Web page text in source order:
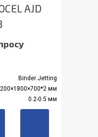
AJD
Binder Jetting
мм
0.2-0.5 мм